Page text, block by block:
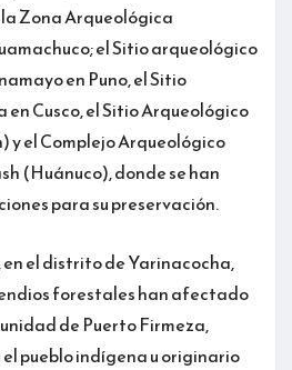
Zona Arqueológica
el Sitio arqueológico
en Puno, el Sitio
Cusco, el Sitio Arqueológico
y el Complejo Arqueológico
(Huánuco), donde se han
para su preservación.
en el distrito de Yarinacocha,
forestales han afectado
de Puerto Firmeza,
pueblo indígena u originario